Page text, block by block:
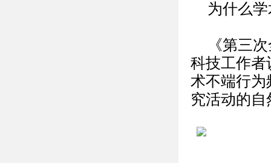
为什么
《第三
科技工作者
术不端行
究活动的